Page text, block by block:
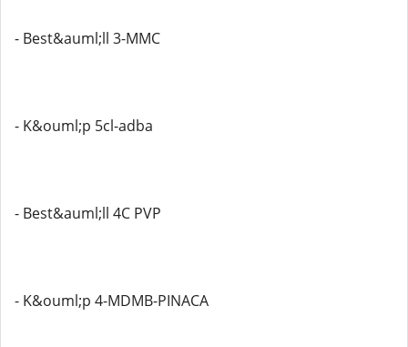
- Best&auml;ll 3-MMC
- K&ouml;p 5cl-adba
- Best&auml;ll 4C PVP
- K&ouml;p 4-MDMB-PINACA